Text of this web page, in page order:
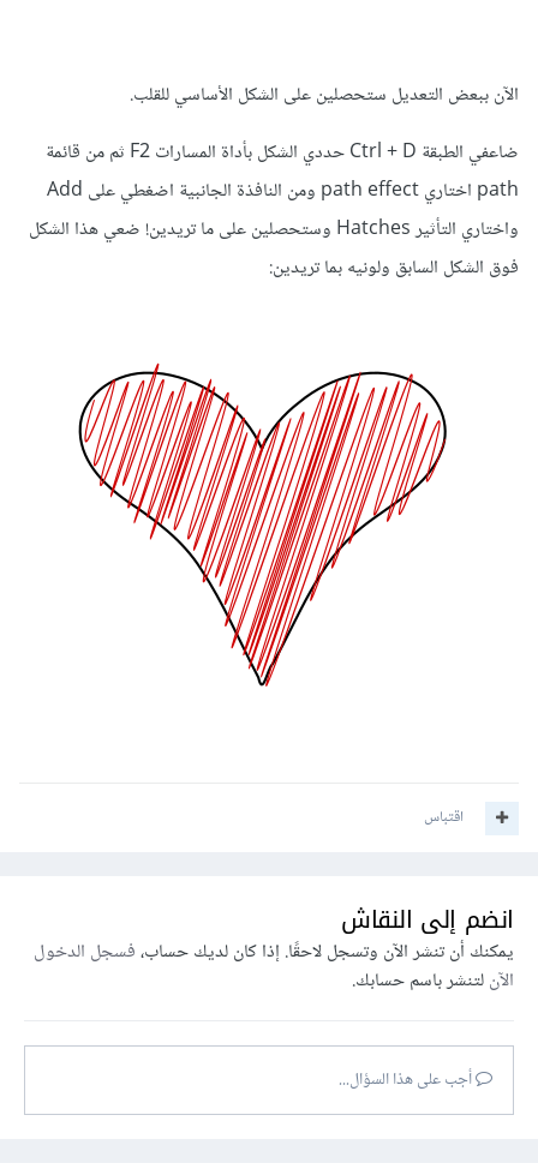
الآن ببعض التعديل ستحصلين على الشكل الأساسي للقلب.
ضاعفي الطبقة Ctrl + D حددي الشكل بأداة المسارات F2 ثم من قائمة
path اختاري path effect ومن النافذة الجانبية اضغطي على Add
واختاري التأثير Hatches وستحصلين على ما تريدين! ضعي هذا الشكل
فوق الشكل السابق ولونيه بما تريدين:
اقتباس
انضم إلى النقاش
يمكنك أن تنشر الآن وتسجل لاحقًا. إذا كان لديك حساب،فسجل الدخول
الآنلتنشر باسم حسابك.
أجب على هذا السؤال...